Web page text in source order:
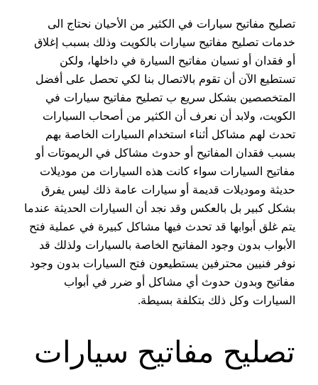
تصليح مفاتيح سيارات في الكثير من الأحيان نحتاج الى
خدمات تصليح مفاتيح سيارات بالكويت وذلك بسبب إغلاق
أو فقدان أو نسيان مفاتيح السيارة في داخلها، ولكن
تستطيع الآن أن تقوم بالاتصال بنا لكي تحصل على أفضل
المتخصصين بشكل سريع ب تصليح مفاتيح سيارات في
الكويت، ولابد أن نعرف أن الكثير من أصحاب السيارات
تحدث لهم مشاكل أثناء استخدام السيارات الخاصة بهم
بسبب فقدان المفاتيح أو حدوث مشاكل في الريموتات أو
مفاتيح السيارات سواء كانت هذه السيارات من موديلات
حديثة وموديلات قديمة أو سيارات عامة ذلك ليس يفرق
بشكل كبير بل بالعكس وقد نجد أن السيارات الحديثة عندما
يتم غلق أبوابها قد تحدث فيها مشاكل كبيرة في عملية فتح
الأبواب بدون وجود المفاتيح الخاصة بالسيارات ولذلك قد
نوفر فنيين محترفين يستطيعون فتح السيارات بدون وجود
مفاتيح وبدون حدوث أي مشاكل أو ضرر في أبواب
السيارات وكل ذلك بتكلفة بسيطة.
تصليح مفاتيح سيارات